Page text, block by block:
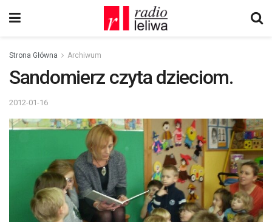
Strona Główna Archiwum
Sandomierz czyta dzieciom.
2012-01-16